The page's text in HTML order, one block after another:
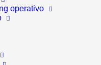
operativo